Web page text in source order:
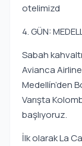
otelimizd
4. GÜN:
Sabah
Avianca
Medellín’den
Varışta
başlıyoruz.
İlk olarak La